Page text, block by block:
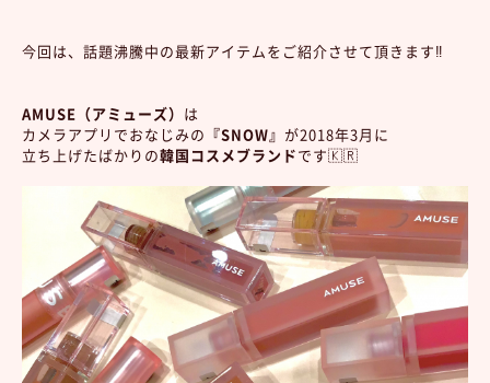
今回は、話題沸騰中の最新アイテムをご紹介させて頂きます‼️
AMUSE（アミューズ） は
カメラアプリでおなじみの 『SNOW』 が2018年3月に
立ち上げたばかりの韓国コスメブランドです🇰🇷